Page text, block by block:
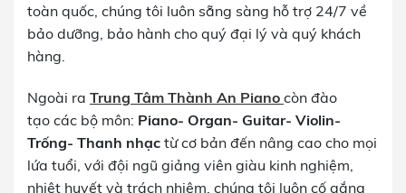
toàn quốc, chúng tôi luôn sẵng sàng hỗ trợ 24/7 về
bảo dưỡng, bảo hành cho quý đại lý và quý khách
hàng.
Ngoài ra Trung Tâm Thành An Piano còn đào
tạo các bộ môn: Piano- Organ- Guitar- Violin-
Trống- Thanh nhạc từ cơ bản đến nâng cao cho mọi
lứa tuổi, với đội ngũ giảng viên giàu kinh nghiệm,
nhiệt huyết và trách nhiệm, chúng tôi luôn cố gắng